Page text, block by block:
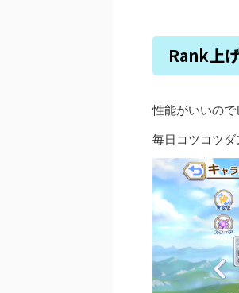
Rank上
性能がいいので
毎日コツコツダ